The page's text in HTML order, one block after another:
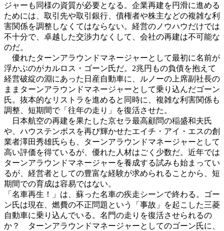
ジャーも同様の資質が必要となる。企業再建を円滑に進める
ためには、取引先や取引銀行、債権者や株主などの複雑な利
害関係を調整しなくてはならない。経営のノウハウだけでは
不十分で、卓越した交渉力なくして、会社の再建は不可能な
のだ。
優れたターンアラウンドマネージャーとして最初に名前が
浮かぶのがカルロス・ゴーン氏だ。2兆円もの負債を抱えて
経営破綻の淵にあった日産自動車に、ルノーの上席副社長の
ままターンアラウンドマネージャーとして乗り込んだゴーン
氏。抜本的なリストラを進めると同時に、複雑な利害関係も
調整、短期間で「往年の走り」を復活させた。
日本航空の再建を果たした京セラ最高顧問の稲盛和夫氏
や、ハウステンボスを再び輝かせたエイチ・アイ・エスの創
業者澤田秀雄氏らも、ターンアラウンドマネージャーとして
高い評価を得ているが、優れた人材はごく少数だ。近年では
ターンアラウンドマネージャーを養成する試みも始まってい
るが、経営者としての豊富な経験が求められることから、短
期間での育成は容易ではない。
「名車再生！」は、蘇った名車の疾走シーンで終わる。ゴー
ン氏は現在、燃費の不正問題という「事故」を起こした三菱
自動車に乗り込んでいる。名門の走りを復活させられるの
か？ ターンアラウンドマネージャーとしてのゴーン氏に、